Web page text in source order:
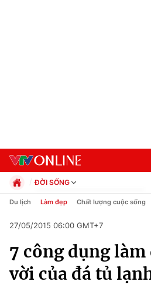
Chuyên mục
Chính trị
ĐỜI SỐNG
Chính trị
Pháp luật
Kinh tế
Thể thao
Truyền hình
Du lịch Làm đẹp Chất lượng cuộc sống
27/05/2015 06:00 GMT+7
7 công dụng làm
vời của đá tủ